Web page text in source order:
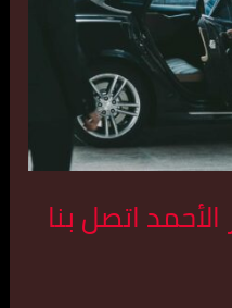
اتصل بنا